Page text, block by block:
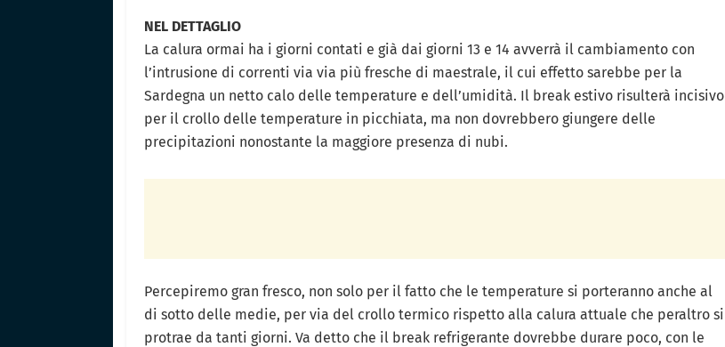
NEL DETTAGLIO
La calura ormai ha i giorni contati e già dai giorni 13 e 14 avverrà il cambiamento con
l’intrusione di correnti via via più fresche di maestrale, il cui effetto sarebbe per la
Sardegna un netto calo delle temperature e dell’umidità. Il break estivo risulterà incisivo
per il crollo delle temperature in picchiata, ma non dovrebbero giungere delle
precipitazioni nonostante la maggiore presenza di nubi.
Percepiremo gran fresco, non solo per il fatto che le temperature si porteranno anche al
di sotto delle medie, per via del crollo termico rispetto alla calura attuale che peraltro si
protrae da tanti giorni. Va detto che il break refrigerante dovrebbe durare poco, con le